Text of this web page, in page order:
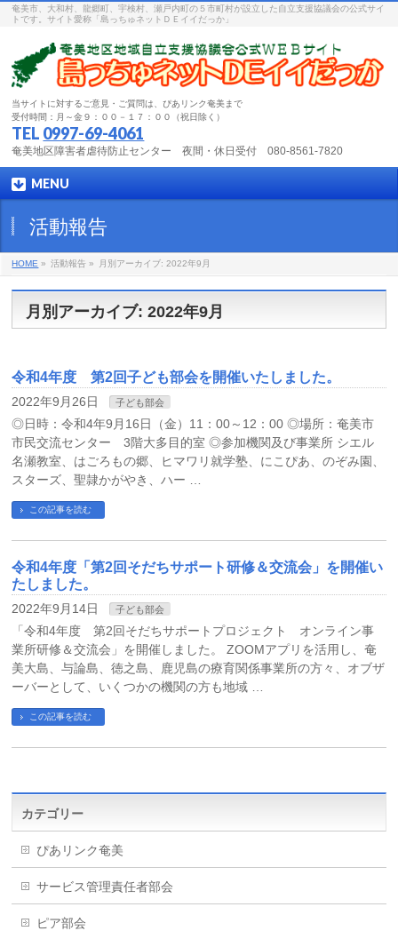
奄美市、大和村、龍郷町、宇検村、瀬戸内町の５市町村が設立した自立支援協議会の公式サイ
トです。サイト愛称「島っちゅネットＤＥイイだっか」
当サイトに対するご意見・ご質問は、ぴあリンク奄美まで
受付時間：月～金９：００－１７：００（祝日除く）
TEL 0997-69-4061
奄美地区障害者虐待防止センター 夜間・休日受付 080-8561-7820
MENU
活動報告
HOME » 活動報告 » 月別アーカイブ: 2022年9月
月別アーカイブ: 2022年9月
令和4年度 第2回子ども部会を開催いたしました。
2022年9月26日 子ども部会
◎日時：令和4年9月16日（金）11：00～12：00 ◎場所：奄美市
市民交流センター 3階大多目的室 ◎参加機関及び事業所 シエル
名瀬教室、はごろもの郷、ヒマワリ就学塾、にこぴあ、のぞみ園、
スターズ、聖隷かがやき、ハー …
この記事を読む
令和4年度「第2回そだちサポート研修＆交流会」を開催い
たしました。
2022年9月14日 子ども部会
「令和4年度 第2回そだちサポートプロジェクト オンライン事
業所研修＆交流会」を開催しました。 ZOOMアプリを活用し、奄
美大島、与論島、徳之島、鹿児島の療育関係事業所の方々、オブザ
ーバーとして、いくつかの機関の方も地域 …
この記事を読む
カテゴリー
ぴあリンク奄美
サービス管理責任者部会
ピア部会